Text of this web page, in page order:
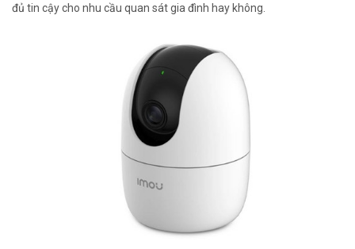
đủ tin cậy cho nhu cầu quan sát gia đình hay không.